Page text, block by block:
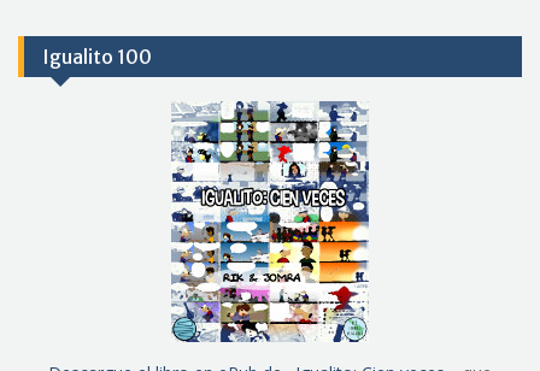
Igualito 100